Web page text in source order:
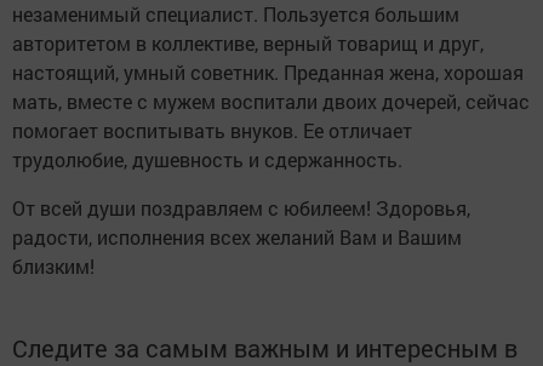
незаменимый специалист. Пользуется большим
авторитетом в коллективе, верный товарищ и друг,
настоящий, умный советник. Преданная жена, хорошая
мать, вместе с мужем воспитали двоих дочерей, сейчас
помогает воспитывать внуков. Ее отличает
трудолюбие, душевность и сдержанность.
От всей души поздравляем с юбилеем! Здоровья,
радости, исполнения всех желаний Вам и Вашим
близким!
Следите за самым важным и интересным в